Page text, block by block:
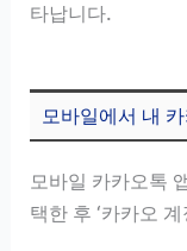
타납니다.
모바일에서 내
모바일 카카오톡
택한 후 ‘카카오